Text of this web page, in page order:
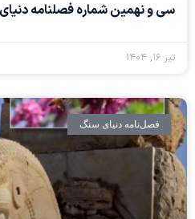
سی و نهمین شماره فصلنامه
تیر ۱۶, ۱۴۰۴
فصل‌نامه دنیای سنگ